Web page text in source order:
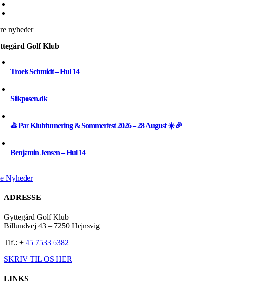
nyheder
Golf Klub
Troels Schmidt – Hul 14
Slikposen.dk
⛳ Par Klubturnering & Sommerfest 2026 – 28 August ☀️🎉
Benjamin Jensen – Hul 14
Nyheder
ADRESSE
Gyttegård Golf Klub
Billundvej 43 – 7250 Hejnsvig
Tlf.: + 45 7533 6382
SKRIV TIL OS HER
LINKS